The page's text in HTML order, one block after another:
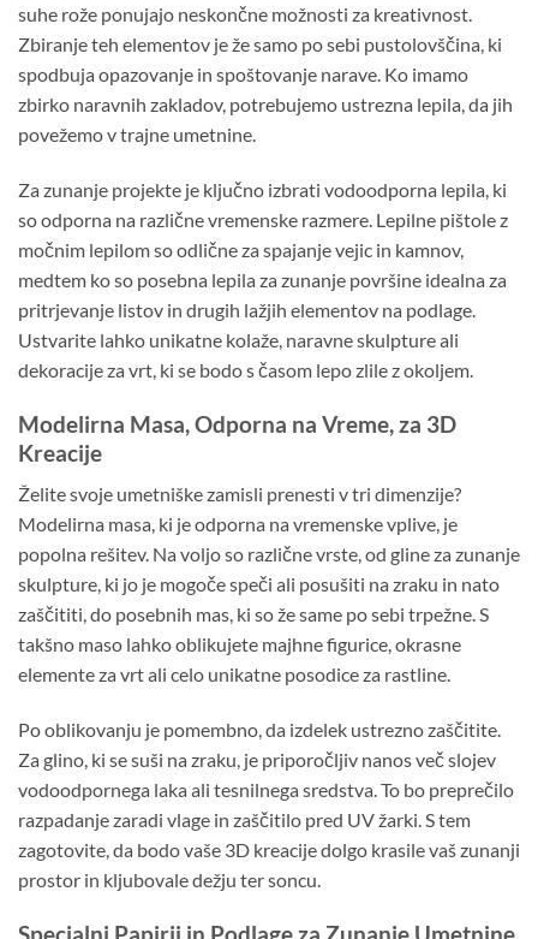
suhe rože ponujajo neskončne možnosti za kreativnost.
Zbiranje teh elementov je že samo po sebi pustolovščina, ki
spodbuja opazovanje in spoštovanje narave. Ko imamo
zbirko naravnih zakladov, potrebujemo ustrezna lepila, da jih
povežemo v trajne umetnine.
Za zunanje projekte je ključno izbrati vodoodporna lepila, ki
so odporna na različne vremenske razmere. Lepilne pištole z
močnim lepilom so odlične za spajanje vejic in kamnov,
medtem ko so posebna lepila za zunanje površine idealna za
pritrjevanje listov in drugih lažjih elementov na podlage.
Ustvarite lahko unikatne kolaže, naravne skulpture ali
dekoracije za vrt, ki se bodo s časom lepo zlile z okoljem.
Modelirna Masa, Odporna na Vreme, za 3D
Kreacije
Želite svoje umetniške zamisli prenesti v tri dimenzije?
Modelirna masa, ki je odporna na vremenske vplive, je
popolna rešitev. Na voljo so različne vrste, od gline za zunanje
skulpture, ki jo je mogoče speči ali posušiti na zraku in nato
zaščititi, do posebnih mas, ki so že same po sebi trpežne. S
takšno maso lahko oblikujete majhne figurice, okrasne
elemente za vrt ali celo unikatne posodice za rastline.
Po oblikovanju je pomembno, da izdelek ustrezno zaščitite.
Za glino, ki se suši na zraku, je priporočljiv nanos več slojev
vodoodpornega laka ali tesnilnega sredstva. To bo preprečilo
razpadanje zaradi vlage in zaščitilo pred UV žarki. S tem
zagotovite, da bodo vaše 3D kreacije dolgo krasile vaš zunanji
prostor in kljubovale dežju ter soncu.
Specialni Papirji in Podlage za Zunanje Umetnine